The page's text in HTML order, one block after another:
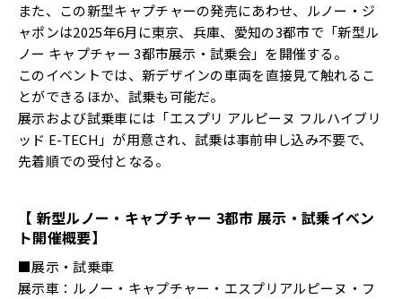
また、この新型キャプチャーの発売にあわせ、ルノー・ジ
ャポンは2025年6月に東京、兵庫、愛知の3都市で「新型ル
ノー キャプチャー 3都市展示・試乗会」を開催する。
このイベントでは、新デザインの車両を直接見て触れるこ
とができるほか、試乗も可能だ。
展示および試乗車には「エスプリ アルピーヌ フルハイブリ
ッド E-TECH」が用意され、試乗は事前申し込み不要で、
先着順での受付となる。
【 新型ルノー・キャプチャー 3都市 展示・試乗イベン
ト開催概要】
■展示・試乗車
展示車：ルノー・キャプチャー・エスプリアルピーヌ・フ